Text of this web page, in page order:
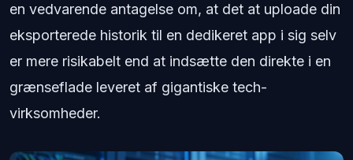
en vedvarende antagelse om, at det at uploade din
eksporterede historik til en dedikeret app i sig selv
er mere risikabelt end at indsætte den direkte i en
grænseflade leveret af gigantiske tech-
virksomheder.